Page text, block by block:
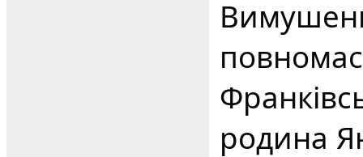
родина